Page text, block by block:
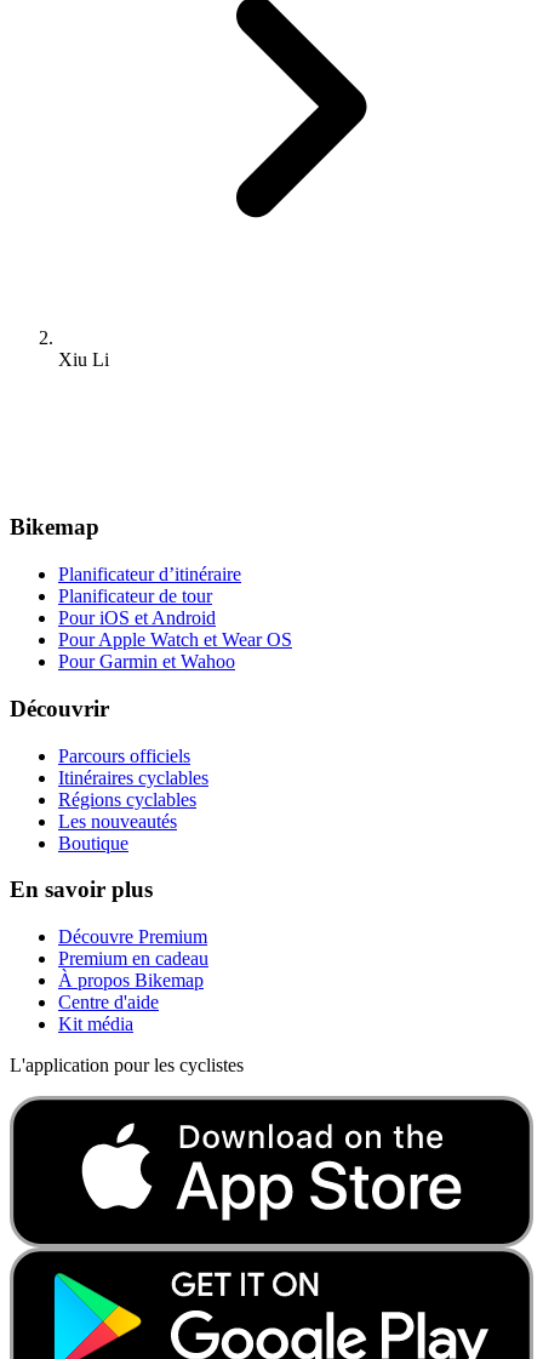
Xiu Li
Bikemap
Planificateur d’itinéraire
Planificateur de tour
Pour iOS et Android
Pour Apple Watch et Wear OS
Pour Garmin et Wahoo
Découvrir
Parcours officiels
Itinéraires cyclables
Régions cyclables
Les nouveautés
Boutique
En savoir plus
Découvre Premium
Premium en cadeau
À propos Bikemap
Centre d'aide
Kit média
L'application pour les cyclistes